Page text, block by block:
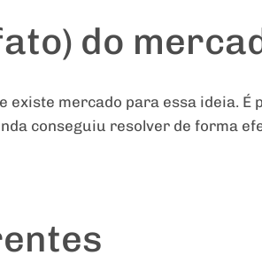
do
mercado para essa ideia. É
conseguiu resolver de forma